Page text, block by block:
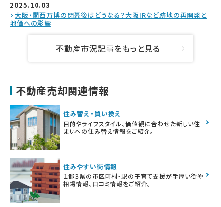
2025.10.03
大阪・関西万博の閉幕後はどうなる？大阪IRなど跡地の再開発と
地価への影響
不動産市況記事をもっと見る
不動産売却関連情報
住み替え・買い換え
目的やライフスタイル、価値観に合わせた新しい住
まいへの住み替え情報をご紹介。
住みやすい街情報
１都３県の市区町村・駅の子育て支援が手厚い街や
相場情報、口コミ情報をご紹介。